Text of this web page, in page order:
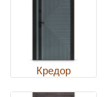
Кредор